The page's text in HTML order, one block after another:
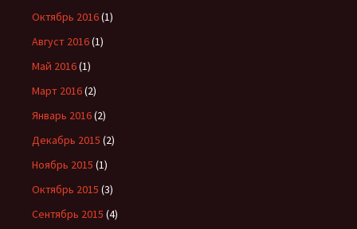
Октябрь 2016(1)
Август 2016(1)
Май 2016(1)
Март 2016(2)
Январь 2016(2)
Декабрь 2015 (2)
Ноябрь 2015 (1)
Октябрь 2015 (3)
Сентябрь 2015 (4)